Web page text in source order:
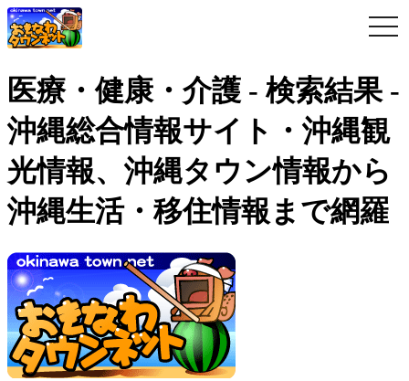
医療・健康・介護 - 検索結果 -
沖縄総合情報サイト・沖縄観
光情報、沖縄タウン情報から
沖縄生活・移住情報まで網羅